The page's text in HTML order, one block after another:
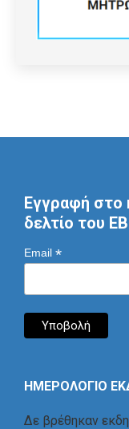
Εγγραφή στο
δελτίο του
Email *
ΗΜΕΡΟΛΟΓΙΟ
Δε βρέθηκαν